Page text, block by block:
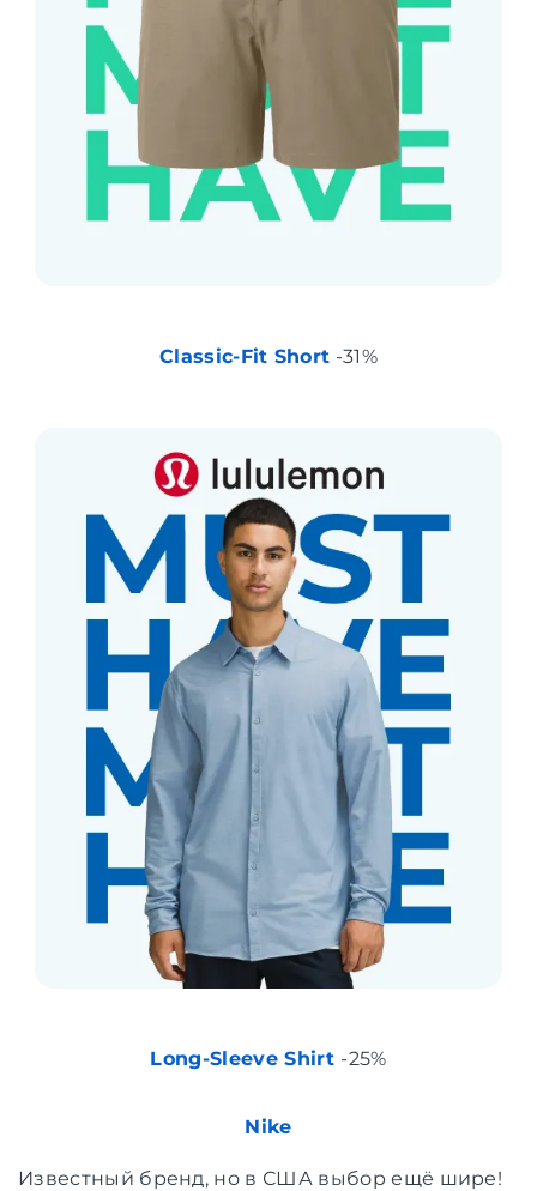
Classic-Fit Short -31%
Long-Sleeve Shirt -25%
Nike
Известный бренд, но в США выбор ещё шире!